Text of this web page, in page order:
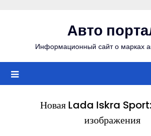
Авто
Информационный сайт о марках
Новая Lada Iskra
изображения